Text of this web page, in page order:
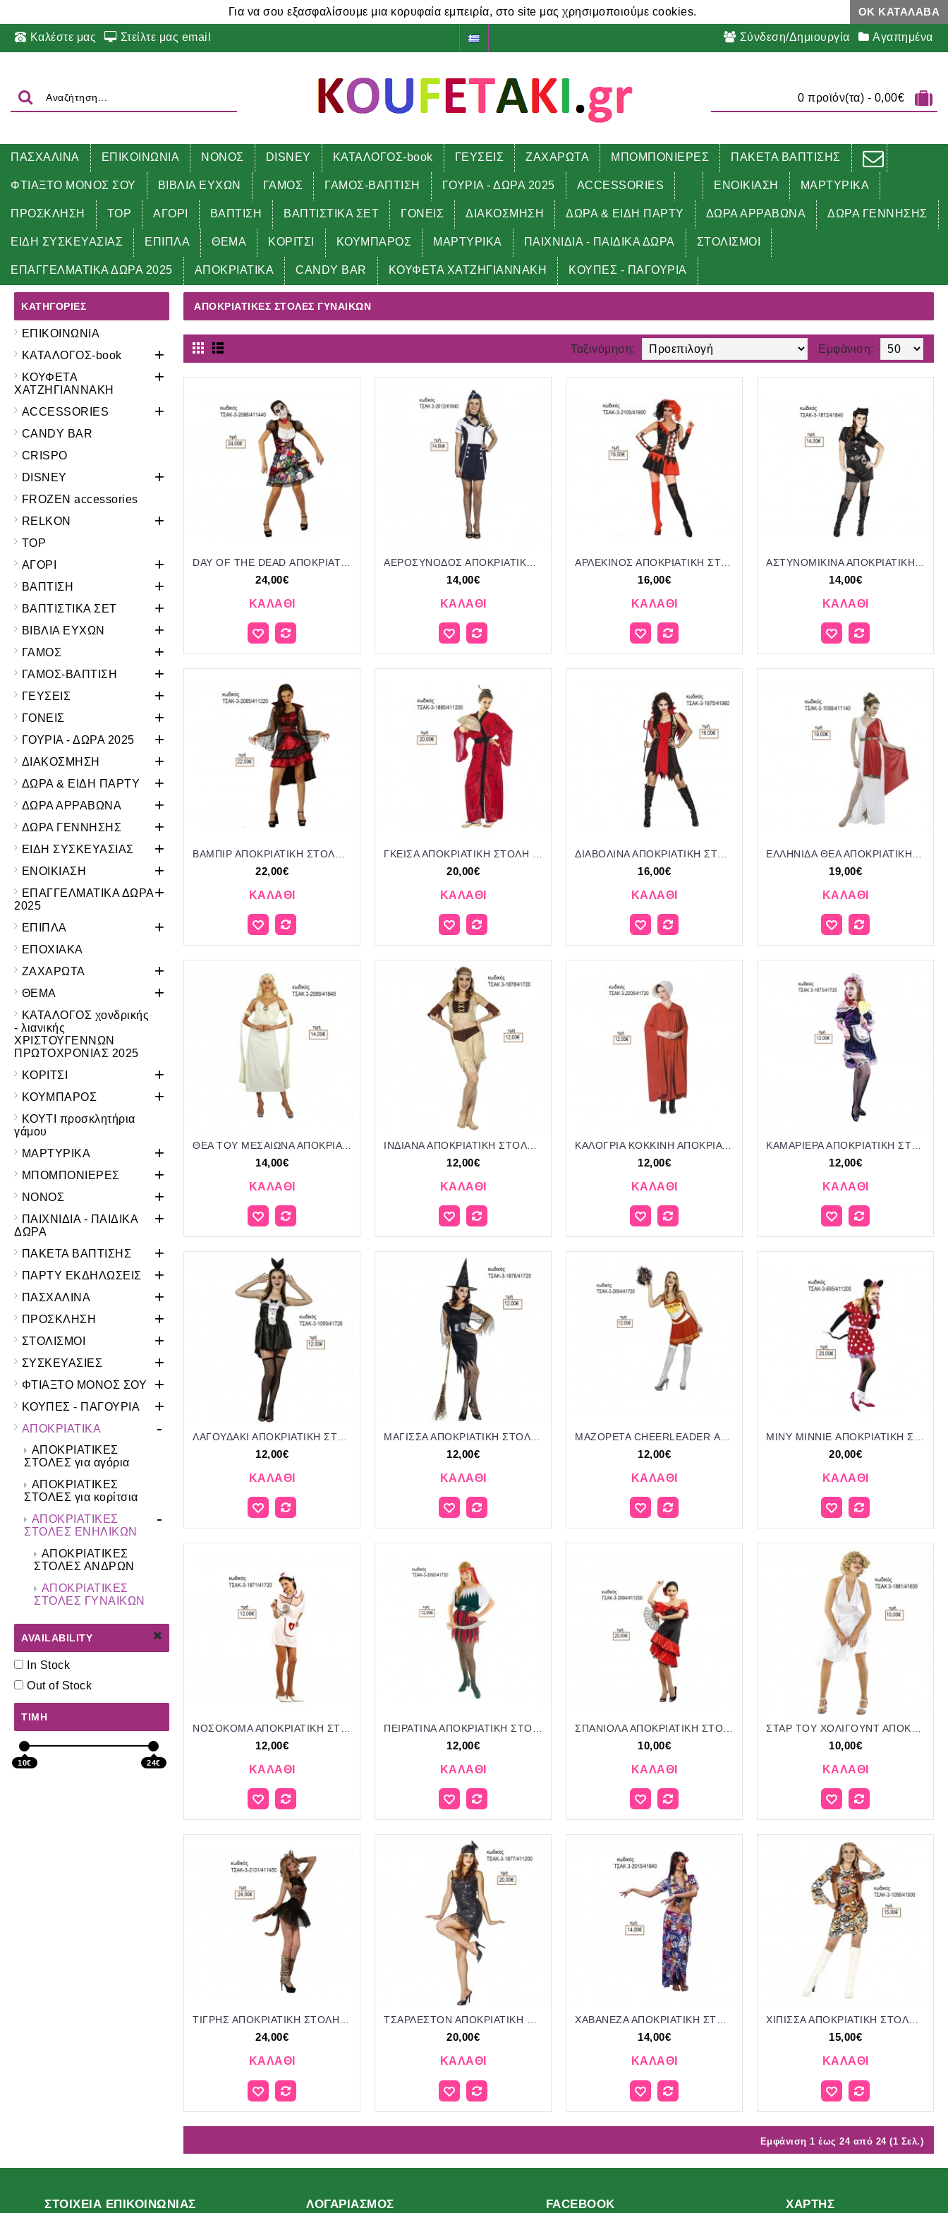
Για να σου εξασφαλίσουμε μια κορυφαία εμπειρία, στο site μας χρησιμοποιούμε cookies. ΟΚ ΚΑΤΆΛΑΒΑ
Καλέστε μας Στείλτε μας email Σύνδεση/Δημιουργία Αγαπημένα
0 προϊόν(τα) - 0,00€
ΠΑΣΧΑΛΙΝΑ ΕΠΙΚΟΙΝΩΝΙΑ ΝΟΝΟΣ DISNEY ΚΑΤΑΛΟΓΟΣ-book ΓΕΥΣΕΙΣ ΖΑΧΑΡΩΤΑ ΜΠΟΜΠΟΝΙΕΡΕΣ ΠΑΚΕΤΑ ΒΑΠΤΙΣΗΣ
ΦΤΙΑΞΤΟ ΜΟΝΟΣ ΣΟΥ ΒΙΒΛΙΑ ΕΥΧΩΝ ΓΑΜΟΣ ΓΑΜΟΣ-ΒΑΠΤΙΣΗ ΓΟΥΡΙΑ - ΔΩΡΑ 2025 ACCESSORIES ΕΝΟΙΚΙΑΣΗ ΜΑΡΤΥΡΙΚΑ
ΠΡΟΣΚΛΗΣΗ TOP ΑΓΟΡΙ ΒΑΠΤΙΣΗ ΒΑΠΤΙΣΤΙΚΑ ΣΕΤ ΓΟΝΕΙΣ ΔΙΑΚΟΣΜΗΣΗ ΔΩΡΑ & ΕΙΔΗ ΠΑΡΤΥ ΔΩΡΑ ΑΡΡΑΒΩΝΑ ΔΩΡΑ ΓΕΝΝΗΣΗΣ
ΕΙΔΗ ΣΥΣΚΕΥΑΣΙΑΣ ΕΠΙΠΛΑ ΘΕΜΑ ΚΟΡΙΤΣΙ ΚΟΥΜΠΑΡΟΣ ΜΑΡΤΥΡΙΚΑ ΠΑΙΧΝΙΔΙΑ - ΠΑΙΔΙΚΑ ΔΩΡΑ ΣΤΟΛΙΣΜΟΙ
ΕΠΑΓΓΕΛΜΑΤΙΚΑ ΔΩΡΑ 2025 ΑΠΟΚΡΙΑΤΙΚΑ CANDY BAR ΚΟΥΦΕΤΑ ΧΑΤΖΗΓΙΑΝΝΑΚΗ ΚΟΥΠΕΣ - ΠΑΓΟΥΡΙΑ
Αρχική ΑΠΟΚΡΙΑΤΙΚΑ ΑΠΟΚΡΙΑΤΙΚΕΣ ΣΤΟΛΕΣ ΕΝΗΛΙΚΩΝ ΑΠΟΚΡΙΑΤΙΚΕΣ ΣΤΟΛΕΣ ΓΥΝΑΙΚΩΝ
ΚΑΤΗΓΟΡΊΕΣ
ΕΠΙΚΟΙΝΩΝΙΑ
ΚΑΤΑΛΟΓΟΣ-book
+
ΚΟΥΦΕΤΑ
ΧΑΤΖΗΓΙΑΝΝΑΚΗ
+
ACCESSORIES +
CANDY BAR
CRISPO
DISNEY
+
FROZEN accessories
RELKON
+
TOP
ΑΓΟΡΙ
+
ΒΑΠΤΙΣΗ +
ΒΑΠΤΙΣΤΙΚΑ ΣΕΤ +
ΒΙΒΛΙΑ ΕΥΧΩΝ +
ΓΑΜΟΣ +
ΓΑΜΟΣ-ΒΑΠΤΙΣΗ +
ΓΕΥΣΕΙΣ +
ΓΟΝΕΙΣ +
ΓΟΥΡΙΑ - ΔΩΡΑ 2025 +
ΔΙΑΚΟΣΜΗΣΗ +
ΔΩΡΑ & ΕΙΔΗ ΠΑΡΤΥ +
ΔΩΡΑ ΑΡΡΑΒΩΝΑ +
ΔΩΡΑ ΓΕΝΝΗΣΗΣ +
ΕΙΔΗ ΣΥΣΚΕΥΑΣΙΑΣ +
ΕΝΟΙΚΙΑΣΗ +
ΕΠΑΓΓΕΛΜΑΤΙΚΑ ΔΩΡΑ
2025
+
ΕΠΙΠΛΑ +
ΕΠΟΧΙΑΚΑ
ΖΑΧΑΡΩΤΑ
+
ΘΕΜΑ +
ΚΑΤΑΛΟΓΟΣ χονδρικής
- λιανικής
ΧΡΙΣΤΟΥΓΕΝΝΩΝ
ΠΡΩΤΟΧΡΟΝΙΑΣ 2025
ΚΟΡΙΤΣΙ
+
ΚΟΥΜΠΑΡΟΣ +
ΚΟΥΤΙ προσκλητήρια
γάμου
ΜΑΡΤΥΡΙΚΑ
+
ΜΠΟΜΠΟΝΙΕΡΕΣ +
ΝΟΝΟΣ +
ΠΑΙΧΝΙΔΙΑ - ΠΑΙΔΙΚΑ
ΔΩΡΑ
+
ΠΑΚΕΤΑ ΒΑΠΤΙΣΗΣ +
ΠΑΡΤΥ ΕΚΔΗΛΩΣΕΙΣ +
ΠΑΣΧΑΛΙΝΑ +
ΠΡΟΣΚΛΗΣΗ +
ΣΤΟΛΙΣΜΟΙ +
ΣΥΣΚΕΥΑΣΙΕΣ +
ΦΤΙΑΞΤΟ ΜΟΝΟΣ ΣΟΥ +
ΚΟΥΠΕΣ - ΠΑΓΟΥΡΙΑ +
ΑΠΟΚΡΙΑΤΙΚΑ -
ΑΠΟΚΡΙΑΤΙΚΕΣ
ΣΤΟΛΕΣ για αγόρια
ΑΠΟΚΡΙΑΤΙΚΕΣ
ΣΤΟΛΕΣ για κορίτσια
ΑΠΟΚΡΙΑΤΙΚΕΣ
ΣΤΟΛΕΣ ΕΝΗΛΙΚΩΝ
-
ΑΠΟΚΡΙΑΤΙΚΕΣ
ΣΤΟΛΕΣ ΑΝΔΡΩΝ
ΑΠΟΚΡΙΑΤΙΚΕΣ
ΣΤΟΛΕΣ ΓΥΝΑΙΚΩΝ
AVAILABILITY
In Stock
Out of Stock
ΤΙΜΉ
10€ 24€
ΑΠΟΚΡΙΑΤΙΚΕΣ ΣΤΟΛΕΣ ΓΥΝΑΙΚΩΝ
Εμφάνιση:
Ταξινόμηση:
24,00€
ΚΑΛΆΘΙ
14,00€
ΚΑΛΆΘΙ
16,00€
ΚΑΛΆΘΙ
14,00€
ΚΑΛΆΘΙ
22,00€
ΚΑΛΆΘΙ
20,00€
ΚΑΛΆΘΙ
16,00€
ΚΑΛΆΘΙ
19,00€
ΚΑΛΆΘΙ
ΘΕΑ ΤΟΥ ΜΕΣΑΙΩΝΑ ΑΠΟΚΡΙΑΤΙΚΗ ΣΤΟΛΗ ΓΥΝΑΙΚΕΙΑ ΚΩΔ.ΤΣΑΚ-3-2089 14.00€!!!
14,00€
ΚΑΛΆΘΙ
12,00€
ΚΑΛΆΘΙ
ΚΑΛΟΓΡΙΑ ΚΟΚΚΙΝΗ ΑΠΟΚΡΙΑΤΙΚΗ ΣΤΟΛΗ ΓΥΝΑΙΚΕΙΑ ΚΩΔ.ΤΣΑΚ 3-2205/41720 12.00€!!!
12,00€
ΚΑΛΆΘΙ
12,00€
ΚΑΛΆΘΙ
ΛΑΓΟΥΔΑΚΙ ΑΠΟΚΡΙΑΤΙΚΗ ΣΤΟΛΗ ΓΥΝΑΙΚΕΙΑ ΚΩΔ.ΤΣΑΚ-3-1059/41720 12.00€!!!
12,00€
ΚΑΛΆΘΙ
ΜΑΓΙΣΣΑ ΑΠΟΚΡΙΑΤΙΚΗ ΣΤΟΛΗ ΓΥΝΑΙΚΕΙΑ ΚΩΔ.ΤΣΑΚ-3-1876/41720 12.00€!!!
12,00€
ΚΑΛΆΘΙ
ΜΑΖΟΡΕΤΑ CHEERLEADER ΑΠΟΚΡΙΑΤΙΚΗ ΣΤΟΛΗ ΓΥΝΑΙΚΕΙΑ ΚΩΔ.ΤΣΑΚ 3-2011/41720 12.00€!!!
12,00€
ΚΑΛΆΘΙ
ΜΙΝΥ MINNIE ΑΠΟΚΡΙΑΤΙΚΗ ΣΤΟΛΗ ΓΥΝΑΙΚΕΙΑ ΚΩΔ.ΤΣΑΚ-3-695/411200 20.00€!!!
20,00€
ΚΑΛΆΘΙ
ΝΟΣΟΚΟΜΑ ΑΠΟΚΡΙΑΤΙΚΗ ΣΤΟΛΗ ΓΥΝΑΙΚΕΙΑ ΚΩΔ.ΤΣΑΚ-3-1871/41720 12.00€!!!
12,00€
ΚΑΛΆΘΙ
ΠΕΙΡΑΤΙΝΑ ΑΠΟΚΡΙΑΤΙΚΗ ΣΤΟΛΗ ΓΥΝΑΙΚΕΙΑ ΚΩΔ.ΤΣΑΚ 3-2092/41720 12.00€!!!
12,00€
ΚΑΛΆΘΙ
ΣΠΑΝΙΟΛΑ ΑΠΟΚΡΙΑΤΙΚΗ ΣΤΟΛΗ ΓΥΝΑΙΚΕΙΑ ΚΩΔ.ΤΣΑΚ 3-2094/411200 20.00€!!!
10,00€
ΚΑΛΆΘΙ
ΣΤΑΡ ΤΟΥ ΧΟΛΙΓΟΥΝΤ ΑΠΟΚΡΙΑΤΙΚΗ ΣΤΟΛΗ ΓΥΝΑΙΚΕΙΑ ΚΩΔ.ΤΣΑΚ 3-1881/41600 10.00€!!!
10,00€
ΚΑΛΆΘΙ
ΤΙΓΡΗΣ ΑΠΟΚΡΙΑΤΙΚΗ ΣΤΟΛΗ ΓΥΝΑΙΚΕΙΑ ΚΩΔ.ΤΣΑΚ-3-2101/411450 24.00€!!!
24,00€
ΚΑΛΆΘΙ
ΤΣΑΡΛΕΣΤΟΝ ΑΠΟΚΡΙΑΤΙΚΗ ΣΤΟΛΗ ΓΥΝΑΙΚΕΙΑ ΚΩΔ.ΤΣΑΚ-3-1877/411200 20.00€!!!
20,00€
ΚΑΛΆΘΙ
ΧΑΒΑΝΕΖΑ ΑΠΟΚΡΙΑΤΙΚΗ ΣΤΟΛΗ ΓΥΝΑΙΚΕΙΑ ΚΩΔ.ΤΣΑΚ 3-2015/41840 14.00€!!!
14,00€
ΚΑΛΆΘΙ
ΧΙΠΙΣΣΑ ΑΠΟΚΡΙΑΤΙΚΗ ΣΤΟΛΗ ΓΥΝΑΙΚΕΙΑ ΚΩΔ.ΤΣΑΚ-3-1056/41900 15.00€!!!
15,00€
ΚΑΛΆΘΙ
Εμφάνιση 1 έως 24 από 24 (1 Σελ.)
ΣΤΟΙΧΕΙΑ ΕΠΙΚΟΙΝΩΝΙΑΣ ΛΟΓΑΡΙΑΣΜΌΣ FACEBOOK ΧΆΡΤΗΣ